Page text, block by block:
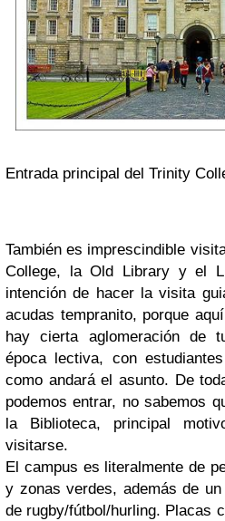
Entrada principal del Trinity
También es imprescindible
College, la Old Library y el
intención de hacer la visita
acudas tempranito, porque
hay cierta aglomeración de
época lectiva, con
como andará el asunto. De
podemos entrar, no sabemos
la Biblioteca, principal
visitarse.
El campus es literalmente de
y zonas verdes, además de
de rugby/fútbol/hurling. Placas